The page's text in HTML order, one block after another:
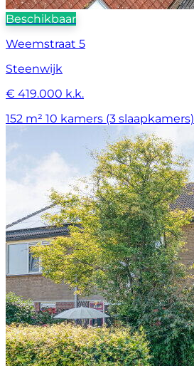
Beschikbaar
Weemstraat 5
Steenwijk
€ 419.000 k.k.
152 m² 10 kamers (3 slaapkamers)